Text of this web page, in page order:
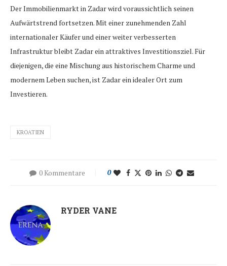
Der Immobilienmarkt in Zadar wird voraussichtlich seinen
Aufwärtstrend fortsetzen. Mit einer zunehmenden Zahl
internationaler Käufer und einer weiter verbesserten
Infrastruktur bleibt Zadar ein attraktives Investitionsziel. Für
diejenigen, die eine Mischung aus historischem Charme und
modernem Leben suchen, ist Zadar ein idealer Ort zum
Investieren.
KROATIEN
0 Kommentare 0
RYDER VANE